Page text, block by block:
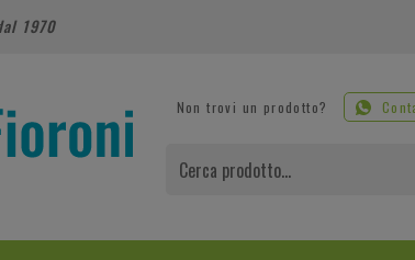
1970
Non trovi un prodotto?